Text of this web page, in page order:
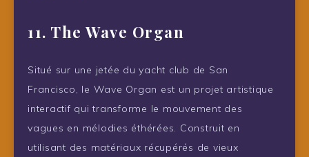
11. The Wave Organ
Situé sur une jetée du yacht club de San
Francisco, le Wave Organ est un projet artistique
interactif qui transforme le mouvement des
vagues en mélodies éthérées. Construit en
utilisant des matériaux récupérés de vieux